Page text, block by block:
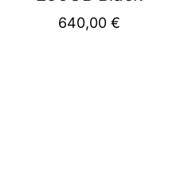
640,00 €